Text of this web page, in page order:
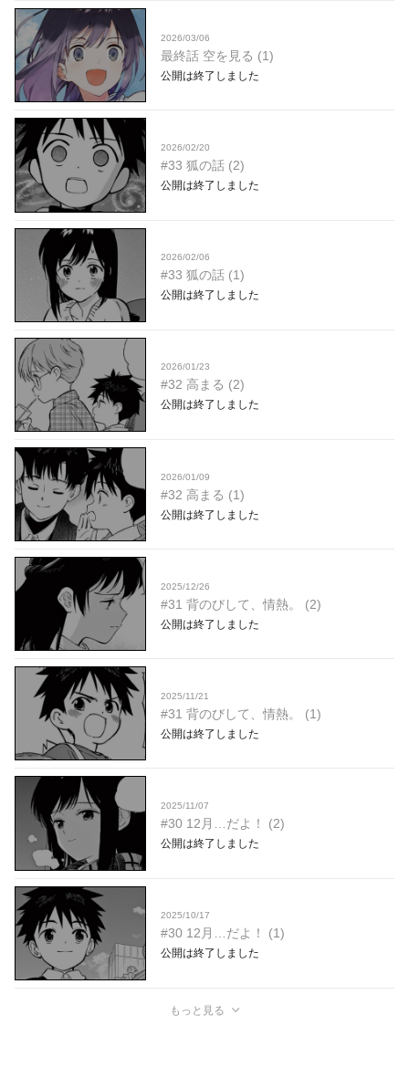
2026/03/06
最終話 空を見る (1)
公開は終了しました
2026/02/20
#33 狐の話 (2)
公開は終了しました
2026/02/06
#33 狐の話 (1)
公開は終了しました
2026/01/23
#32 高まる (2)
公開は終了しました
2026/01/09
#32 高まる (1)
公開は終了しました
2025/12/26
#31 背のびして、情熱。 (2)
公開は終了しました
2025/11/21
#31 背のびして、情熱。 (1)
公開は終了しました
2025/11/07
#30 12月…だよ！ (2)
公開は終了しました
2025/10/17
#30 12月…だよ！ (1)
公開は終了しました
もっと見る